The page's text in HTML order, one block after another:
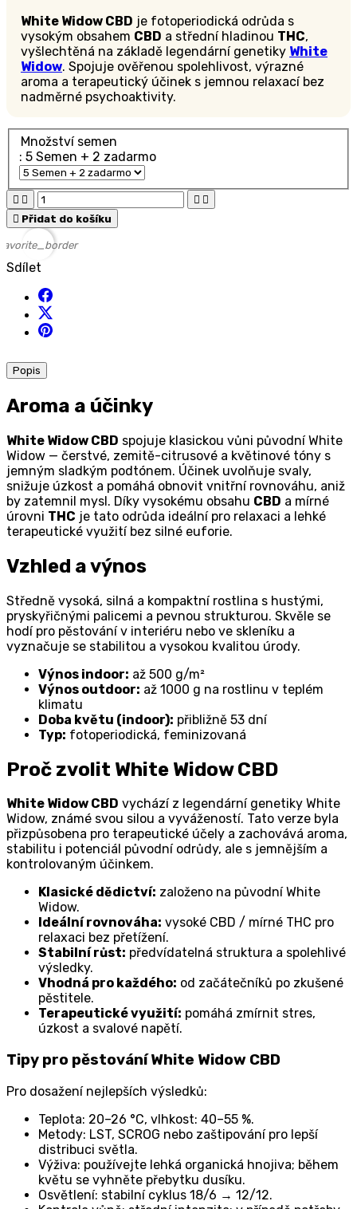
White Widow CBD je fotoperiodická odrůda s
vysokým obsahem CBD a střední hladinou THC,
vyšlechtěná na základě legendární genetiky White
Widow. Spojuje ověřenou spolehlivost, výrazné
aroma a terapeutický účinek s jemnou relaxací bez
nadměrné psychoaktivity.
Množství semen
: 5 Semen + 2 zadarmo
   
 Přidat do košíku
favorite_border
Sdílet
Popis
Aroma a účinky
White Widow CBD spojuje klasickou vůni původní White
Widow — čerstvé, zemitě-citrusové a květinové tóny s
jemným sladkým podtónem. Účinek uvolňuje svaly,
snižuje úzkost a pomáhá obnovit vnitřní rovnováhu, aniž
by zatemnil mysl. Díky vysokému obsahu CBD a mírné
úrovni THC je tato odrůda ideální pro relaxaci a lehké
terapeutické využití bez silné euforie.
Vzhled a výnos
Středně vysoká, silná a kompaktní rostlina s hustými,
pryskyřičnými palicemi a pevnou strukturou. Skvěle se
hodí pro pěstování v interiéru nebo ve skleníku a
vyznačuje se stabilitou a vysokou kvalitou úrody.
Výnos indoor: až 500 g/m²
Výnos outdoor: až 1000 g na rostlinu v teplém
klimatu
Doba květu (indoor): přibližně 53 dní
Typ: fotoperiodická, feminizovaná
Proč zvolit White Widow CBD
White Widow CBD vychází z legendární genetiky White
Widow, známé svou silou a vyvážeností. Tato verze byla
přizpůsobena pro terapeutické účely a zachovává aroma,
stabilitu i potenciál původní odrůdy, ale s jemnějším a
kontrolovaným účinkem.
Klasické dědictví: založeno na původní White
Widow.
Ideální rovnováha: vysoké CBD / mírné THC pro
relaxaci bez přetížení.
Stabilní růst: předvídatelná struktura a spolehlivé
výsledky.
Vhodná pro každého: od začátečníků po zkušené
pěstitele.
Terapeutické využití: pomáhá zmírnit stres,
úzkost a svalové napětí.
Tipy pro pěstování White Widow CBD
Pro dosažení nejlepších výsledků:
Teplota: 20–26 °C, vlhkost: 40–55 %.
Metody: LST, SCROG nebo zaštipování pro lepší
distribuci světla.
Výživa: používejte lehká organická hnojiva; během
květu se vyhněte přebytku dusíku.
Osvětlení: stabilní cyklus 18/6 → 12/12.